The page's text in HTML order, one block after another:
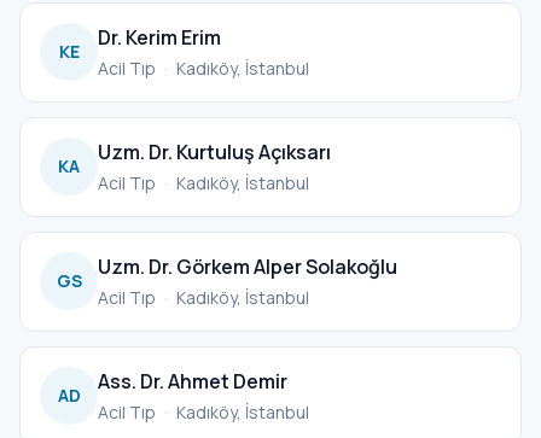
KE
Dr. Kerim Erim
Acil Tıp · Kadıköy, İstanbul
KA
Uzm. Dr. Kurtuluş Açıksarı
Acil Tıp · Kadıköy, İstanbul
GS
Uzm. Dr. Görkem Alper Solakoğlu
Acil Tıp · Kadıköy, İstanbul
AD
Ass. Dr. Ahmet Demir
Acil Tıp · Kadıköy, İstanbul